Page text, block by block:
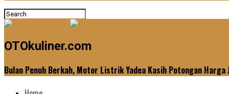
OTOkuliner.com
Bulan Penuh Berkah, Motor Listrik Yadea Kasih Potongan Harga